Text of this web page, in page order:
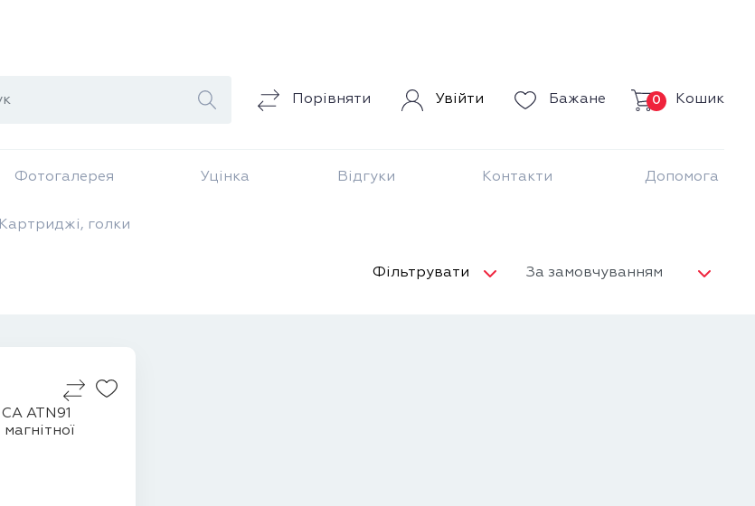
Порівняти Увійти Бажане Кошик
0
Фотогалерея Уцінка Відгуки Контакти Допомога
Картриджі, голки
Фільтрувати